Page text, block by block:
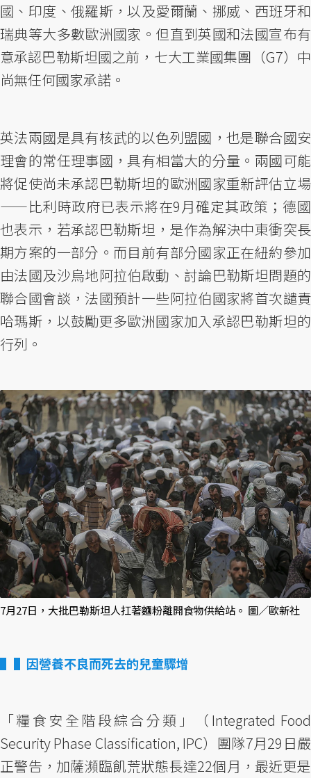
國、印度、俄羅斯，以及愛爾蘭、挪威、西班牙和
瑞典等大多數歐洲國家。但直到英國和法國宣布有
意承認巴勒斯坦國之前，七大工業國集團（G7）中
尚無任何國家承諾。
英法兩國是具有核武的以色列盟國，也是聯合國安
理會的常任理事國，具有相當大的分量。兩國可能
將促使尚未承認巴勒斯坦的歐洲國家重新評估立場
——比利時政府已表示將在9月確定其政策；德國
也表示，若承認巴勒斯坦，是作為解決中東衝突長
期方案的一部分。而目前有部分國家正在紐約參加
由法國及沙烏地阿拉伯啟動、討論巴勒斯坦問題的
聯合國會談，法國預計一些阿拉伯國家將首次譴責
哈瑪斯，以鼓勵更多歐洲國家加入承認巴勒斯坦的
行列。
7月27日，大批巴勒斯坦人扛著麵粉離開食物供給站。 圖／歐新社
▌因營養不良而死去的兒童驟增
「糧食安全階段綜合分類」（Integrated Food
Security Phase Classification, IPC）團隊7月29日嚴
正警告，加薩瀕臨飢荒狀態長達22個月，最近更是